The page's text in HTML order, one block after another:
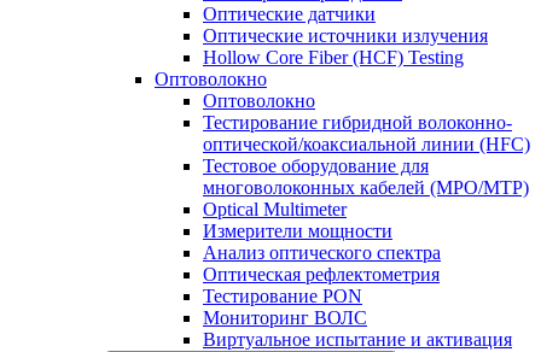
Оптические датчики
Оптические источники излучения
Hollow Core Fiber (HCF) Testing
Оптоволокно
Оптоволокно
Тестирование гибридной волоконно-
оптической/коаксиальной линии (HFC)
Тестовое оборудование для
многоволоконных кабелей (MPO/MTP)
Optical Multimeter
Измерители мощности
Анализ оптического спектра
Оптическая рефлектометрия
Тестирование PON
Мониторинг ВОЛС
Виртуальное испытание и активация